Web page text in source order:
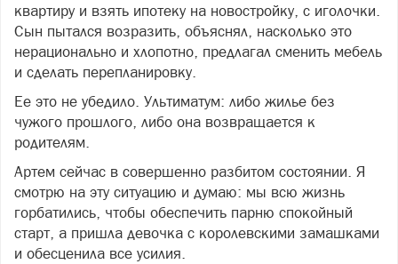
квартиру и взять ипотеку на новостройку, с иголочки.
Сын пытался возразить, объяснял, насколько это
нерационально и хлопотно, предлагал сменить мебель
и сделать перепланировку.
Ее это не убедило. Ультиматум: либо жилье без
чужого прошлого, либо она возвращается к
родителям.
Артем сейчас в совершенно разбитом состоянии. Я
смотрю на эту ситуацию и думаю: мы всю жизнь
горбатились, чтобы обеспечить парню спокойный
старт, а пришла девочка с королевскими замашками
и обесценила все усилия.